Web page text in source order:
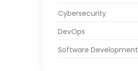
Cybersecurity
DevOps
Software Development